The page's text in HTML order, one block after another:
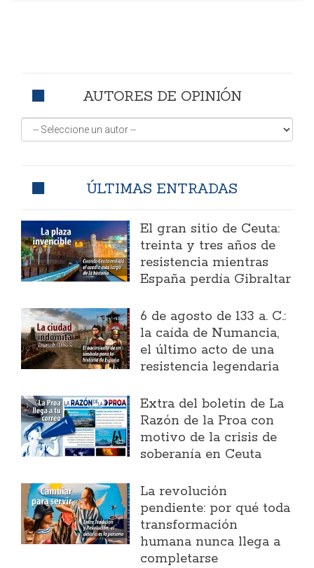
AUTORES DE OPINIÓN
ÚLTIMAS ENTRADAS
El gran sitio de Ceuta:
treinta y tres años de
resistencia mientras
España perdía Gibraltar
6 de agosto de 133 a. C.:
la caída de Numancia,
el último acto de una
resistencia legendaria
Extra del boletín de La
Razón de la Proa con
motivo de la crisis de
soberanía en Ceuta
La revolución
pendiente: por qué toda
transformación
humana nunca llega a
completarse